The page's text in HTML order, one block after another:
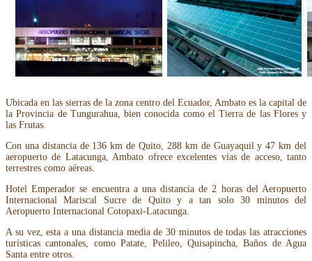
Ubicada en las sierras de la zona centro del Ecuador, Ambato es la capital de
la Provincia de Tungurahua, bien conocida como el Tierra de las Flores y
las Frutas.
Con una distancia de 136 km de Quito, 288 km de Guayaquil y 47 km del
aeropuerto de Latacunga, Ambato ofrece excelentes vías de acceso, tanto
terrestres como aéreas.
Hotel Emperador se encuentra a una distancia de 2 horas del Aeropuerto
Internacional Mariscal Sucre de Quito y a tan solo 30 minutos del
Aeropuerto Internacional Cotopaxi-Latacunga.
A su vez, esta a una distancia media de 30 minutos de todas las atracciones
turísticas cantonales, como Patate, Pelileo, Quisapincha, Baños de Agua
Santa entre otros.